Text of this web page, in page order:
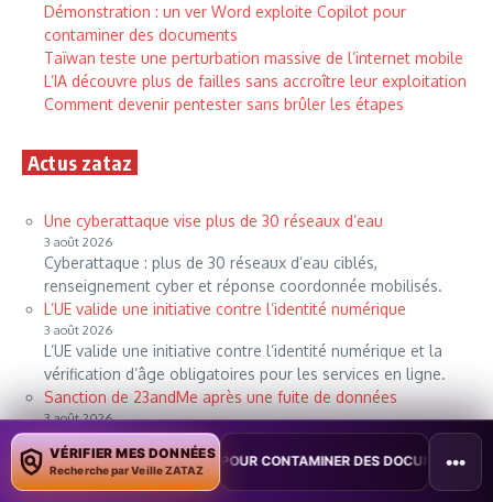
Démonstration : un ver Word exploite Copilot pour
contaminer des documents
Taïwan teste une perturbation massive de l’internet mobile
L’IA découvre plus de failles sans accroître leur exploitation
Comment devenir pentester sans brûler les étapes
Actus zataz
Une cyberattaque vise plus de 30 réseaux d’eau
3 août 2026
Cyberattaque : plus de 30 réseaux d’eau ciblés,
renseignement cyber et réponse coordonnée mobilisés.
L’UE valide une initiative contre l’identité numérique
3 août 2026
L’UE valide une initiative contre l’identité numérique et la
vérification d’âge obligatoires pour les services en ligne.
Sanction de 23andMe après une fuite de données
3 août 2026
23andMe, géant de l'analyse ADN, condamné pour des
failles cyber ayant facilité la fuite massive de données
génétiques.
VÉRIFIER MES DONNÉES
Recherche par Veille ZATAZ
POUR CONTAMINER DES DOCUMENTS • TAÏWAN TESTE UNE•••